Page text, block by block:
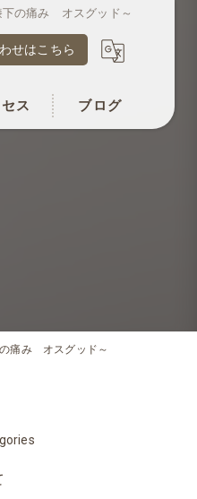
下の痛み オスグッド～
せはこちら
ス ブログ
痛み オスグッド～